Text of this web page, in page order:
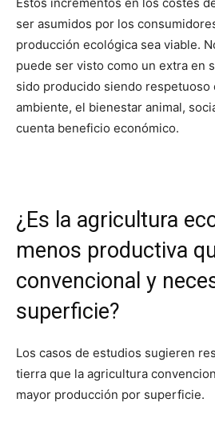
ser asumidos por los
producción ecológica sea viable.
puede ser visto como un extra en
sido producido siendo respetuoso
ambiente, el bienestar animal,
cuenta beneficio económico.
¿Es la agricultura
menos productiva
convencional y
superficie?
Los casos de estudios sugieren
tierra que la agricultura
mayor producción por superficie.